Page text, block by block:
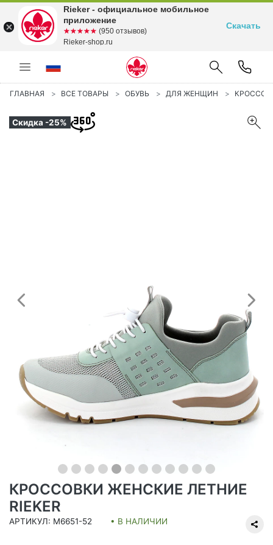
ГЛАВНАЯ ВСЕ ТОВАРЫ ОБУВЬ ДЛЯ ЖЕНЩИН
Скидка -25%
Предыдущий
КРОССОВКИ ЖЕНСКИЕ ЛЕТНИЕ
RIEKER
АРТИКУЛ: M6651-52 • В НАЛИЧИИ
Rieker - официальное мобильное
приложение
☆☆☆☆☆
★★★★★ (950 отзывов)
Rieker-shop.ru
Скачать